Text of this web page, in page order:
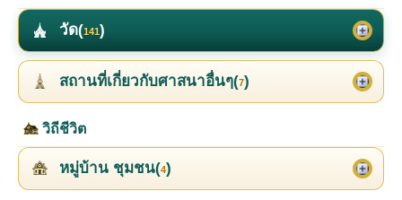
วัด(141)
สถานที่เกี่ยวกับศาสนาอื่นๆ(7)
วิถีชีวิต
หมู่บ้าน ชุมชน(4)